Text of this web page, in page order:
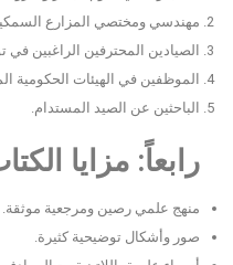
مهندسي ومختصي المزارع
الصيادين المحترفين الراغبين في
الموظفين في الهيئات الحكومية
الباحثين عن الصيد المستدام.
رابعاً: مزايا
منهج علمي رصين ومرجعية موثقة.
صور وأشكال توضيحية كثيرة.